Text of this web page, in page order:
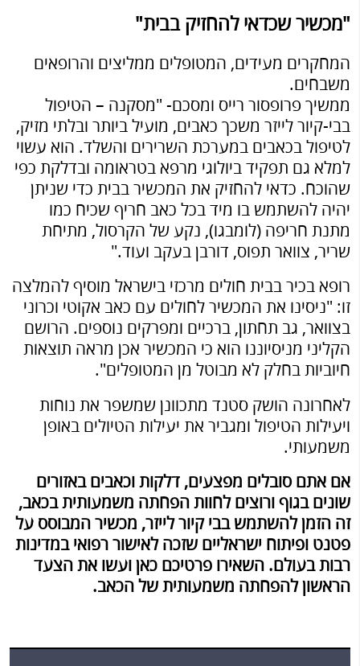
"מכשיר שכדאי להחזיק בבית"
המחקרים מעידים, המטופלים ממליצים והרופאים
משבחים.
ממשיך פרופסור רייס ומסכם- "מסקנה – הטיפול
בבי-קיור לייזר משכך כאבים, מועיל ביותר ובלתי מזיק,
לטיפול בכאבים במערכת השרירים והשלד. הוא עשוי
למלא גם תפקיד ביולוגי מרפא בטראומה ובדלקת כפי
שהוכח. כדאי להחזיק את המכשיר בבית כדי שניתן
יהיה להשתמש בו מיד בכל כאב חריף שכיח כמו
מתנת חריפה (לומבגו), נקע של הקרסול, מתיחת
שריר, צוואר תפוס, דורבן בעקב ועוד."
רופא בכיר בבית חולים מרכזי בישראל מוסיף להמלצה
זו: "ניסינו את המכשיר לחולים עם כאב אקוטי וכרוני
בצוואר, גב תחתון, ברכיים ומפרקים נוספים. הרושם
הקליני מניסיוננו הוא כי המכשיר אכן מראה תוצאות
חיוביות בחלק לא מבוטל מן המטופלים".
לאחרונה הושק סטנד מתכוונן שמשפר את נוחות
ויעילות הטיפול ומגביר את יעילות הטיולים באופן
משמעותי.
אם אתם סובלים מפצעים, דלקות וכאבים באזורים
שונים בגוף ורוצים לחוות הפחתה משמעותית בכאב,
זה הזמן להשתמש בבי קיור לייזר, מכשיר המבוסס על
פטנט ופיתוח ישראליים שזכה לאישור רפואי במדינות
רבות בעולם. השאירו פרטיכם כאן ועשו את הצעד
הראשון להפחתה משמעותית של הכאב.